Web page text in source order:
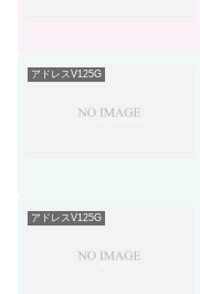
アドレスV125G
アドレスV125G